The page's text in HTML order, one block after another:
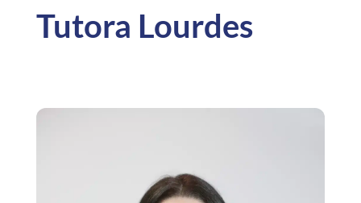
Tutora Lourdes